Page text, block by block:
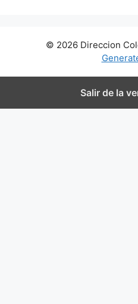
© 2026 Direccion
Salir de la